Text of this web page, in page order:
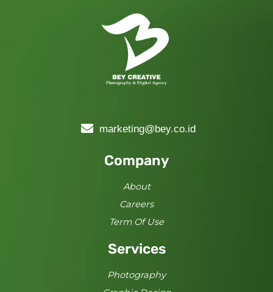
marketing@bey.co.id
Company
About
Careers
Term Of Use
Services
Photography